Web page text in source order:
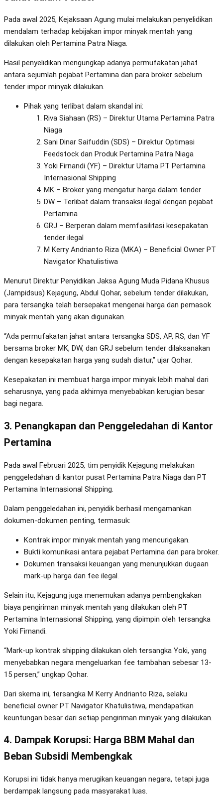
Pada awal 2025, Kejaksaan Agung mulai melakukan penyelidikan
mendalam terhadap kebijakan impor minyak mentah yang
dilakukan oleh Pertamina Patra Niaga.
Hasil penyelidikan mengungkap adanya permufakatan jahat
antara sejumlah pejabat Pertamina dan para broker sebelum
tender impor minyak dilakukan.
Pihak yang terlibat dalam skandal ini:
Riva Siahaan (RS) – Direktur Utama Pertamina Patra
Niaga
Sani Dinar Saifuddin (SDS) – Direktur Optimasi
Feedstock dan Produk Pertamina Patra Niaga
Yoki Firnandi (YF) – Direktur Utama PT Pertamina
Internasional Shipping
MK – Broker yang mengatur harga dalam tender
DW – Terlibat dalam transaksi ilegal dengan pejabat
Pertamina
GRJ – Berperan dalam memfasilitasi kesepakatan
tender ilegal
M Kerry Andrianto Riza (MKA) – Beneficial Owner PT
Navigator Khatulistiwa
Menurut Direktur Penyidikan Jaksa Agung Muda Pidana Khusus
(Jampidsus) Kejagung, Abdul Qohar, sebelum tender dilakukan,
para tersangka telah bersepakat mengenai harga dan pemasok
minyak mentah yang akan digunakan.
“Ada permufakatan jahat antara tersangka SDS, AP, RS, dan YF
bersama broker MK, DW, dan GRJ sebelum tender dilaksanakan
dengan kesepakatan harga yang sudah diatur,” ujar Qohar.
Kesepakatan ini membuat harga impor minyak lebih mahal dari
seharusnya, yang pada akhirnya menyebabkan kerugian besar
bagi negara.
3. Penangkapan dan Penggeledahan di Kantor
Pertamina
Pada awal Februari 2025, tim penyidik Kejagung melakukan
penggeledahan di kantor pusat Pertamina Patra Niaga dan PT
Pertamina Internasional Shipping.
Dalam penggeledahan ini, penyidik berhasil mengamankan
dokumen-dokumen penting, termasuk:
Kontrak impor minyak mentah yang mencurigakan.
Bukti komunikasi antara pejabat Pertamina dan para broker.
Dokumen transaksi keuangan yang menunjukkan dugaan
mark-up harga dan fee ilegal.
Selain itu, Kejagung juga menemukan adanya pembengkakan
biaya pengiriman minyak mentah yang dilakukan oleh PT
Pertamina Internasional Shipping, yang dipimpin oleh tersangka
Yoki Firnandi.
“Mark-up kontrak shipping dilakukan oleh tersangka Yoki, yang
menyebabkan negara mengeluarkan fee tambahan sebesar 13-
15 persen,” ungkap Qohar.
Dari skema ini, tersangka M Kerry Andrianto Riza, selaku
beneficial owner PT Navigator Khatulistiwa, mendapatkan
keuntungan besar dari setiap pengiriman minyak yang dilakukan.
4. Dampak Korupsi: Harga BBM Mahal dan
Beban Subsidi Membengkak
Korupsi ini tidak hanya merugikan keuangan negara, tetapi juga
berdampak langsung pada masyarakat luas.